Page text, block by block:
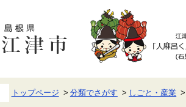
トップページ 分類でさがす しごと・産業